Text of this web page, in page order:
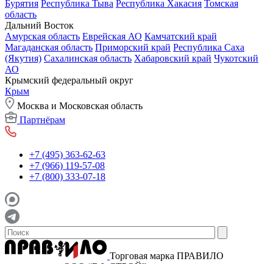
Бурятия Республика Тыва Республика Хакасия Томская
область
Дальний Восток
Амурская область Еврейская АО Камчатский край
Магаданская область Приморский край Республика Саха
(Якутия) Сахалинская область Хабаровский край Чукотский
АО
Крымский федеральный округ
Крым
Москва и Московская область
Партнёрам
+7 (495) 363-62-63
+7 (966) 119-57-08
+7 (800) 333-07-18
Торговая марка ПРАВИЛО